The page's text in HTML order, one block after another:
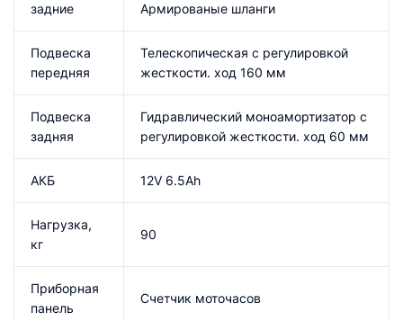
задние
Армированые шланги
Подвеска
передняя
Телескопическая с регулировкой
жесткости. ход 160 мм
Подвеска
задняя
Гидравлический моноамортизатор с
регулировкой жесткости. ход 60 мм
АКБ 12V 6.5Ah
Нагрузка,
кг
90
Приборная
панель
Счетчик моточасов